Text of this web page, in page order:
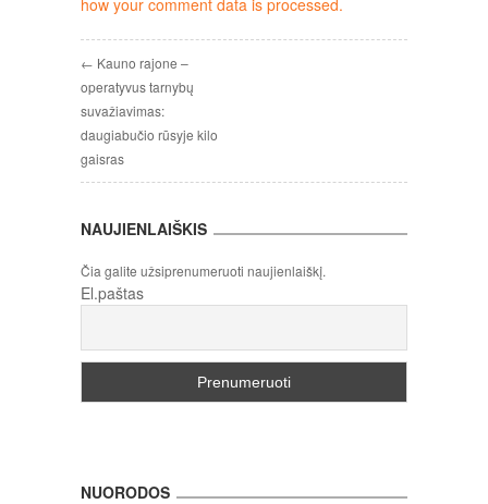
← Kauno rajone –
operatyvus tarnybų
suvažiavimas:
daugiabučio rūsyje kilo
gaisras
NAUJIENLAIŠKIS
Čia galite užsiprenumeruoti naujienlaiškį.
El.paštas
NUORODOS